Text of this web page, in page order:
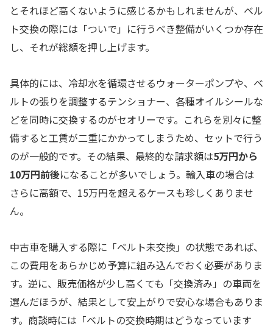
とそれほど高くないように感じるかもしれませんが、ベル
ト交換の際には「ついで」に行うべき整備がいくつか存在
し、それが総額を押し上げます。
具体的には、冷却水を循環させるウォーターポンプや、ベ
ルトの張りを調整するテンショナー、各種オイルシールな
どを同時に交換するのがセオリーです。これらを別々に整
備すると工賃が二重にかかってしまうため、セットで行う
のが一般的です。その結果、最終的な請求額は5万円から
10万円前後になることが多いでしょう。輸入車の場合は
さらに高額で、15万円を超えるケースも珍しくありませ
ん。
中古車を購入する際に「ベルト未交換」の状態であれば、
この費用をあらかじめ予算に組み込んでおく必要がありま
す。逆に、販売価格が少し高くても「交換済み」の車両を
選んだほうが、結果として安上がりで安心な場合もありま
す。商談時には「ベルトの交換時期はどうなっています